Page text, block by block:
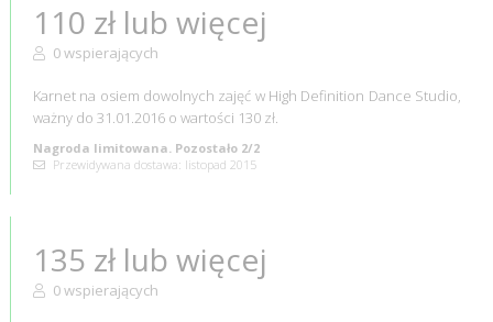
110 zł lub więcej
0 wspierających
Karnet na osiem dowolnych zajęć w High Definition Dance Studio,
ważny do 31.01.2016 o wartości 130 zł.
Nagroda limitowana. Pozostało 2/2
Przewidywana dostawa: listopad 2015
135 zł lub więcej
0 wspierających